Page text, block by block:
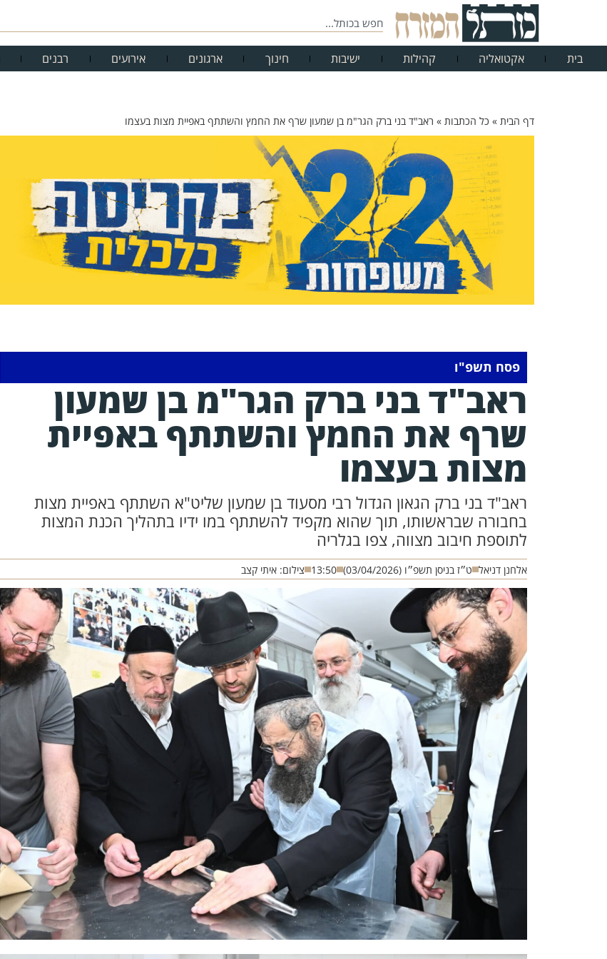
בית אקטואליה קהילות ישיבות חינוך ארגונים אירועים רבנים
דף הבית » כל הכתבות » ראב"ד בני ברק הגר"מ בן שמעון שרף את החמץ והשתתף באפיית מצות בעצמו
פסח תשפ"ו
ראב"ד בני ברק הגר"מ בן שמעון
שרף את החמץ והשתתף באפיית
מצות בעצמו
ראב"ד בני ברק הגאון הגדול רבי מסעוד בן שמעון שליט"א השתתף באפיית מצות
בחבורה שבראשותו, תוך שהוא מקפיד להשתתף במו ידיו בתהליך הכנת המצות
לתוספת חיבוב מצווה, צפו בגלריה
אלחנן דניאל ט״ז בניסן תשפ״ו (03/04/2026) 13:50 צילום: איתי קצב